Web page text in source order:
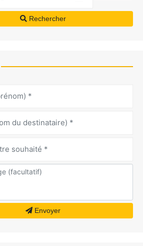
Rechercher
Envoyer